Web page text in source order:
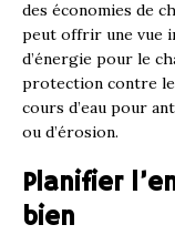
des économies de
peut offrir une vue
d’énergie pour le
protection contre
cours d’eau pour
ou d’érosion.
Planifier
bien